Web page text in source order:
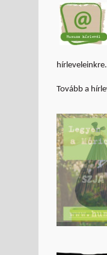
hírleveleinkre.
Tovább a